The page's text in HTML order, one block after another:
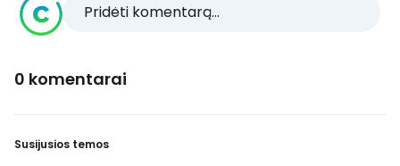
Pridėti komentarą...
0 komentarai
Susijusios temos